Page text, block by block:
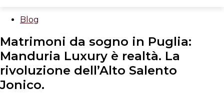
Blog
Matrimoni da sogno in Puglia:
Manduria Luxury è realtà. La
rivoluzione dell’Alto Salento
Jonico.